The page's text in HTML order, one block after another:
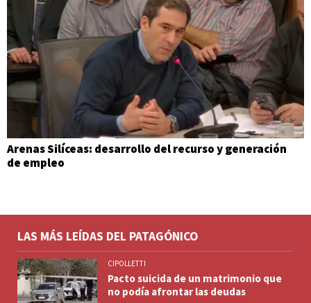
Arenas Silíceas: desarrollo del recurso y generación
de empleo
LAS MÁS LEÍDAS DEL PATAGÓNICO
CIPOLLETTI
Pacto suicida de un matrimonio que
no podía afrontar las deudas